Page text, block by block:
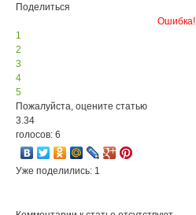
Поделиться
Ошибка!
1
2
3
4
5
Пожалуйста, оцените статью
3.34
голосов: 6
Уже поделились: 1